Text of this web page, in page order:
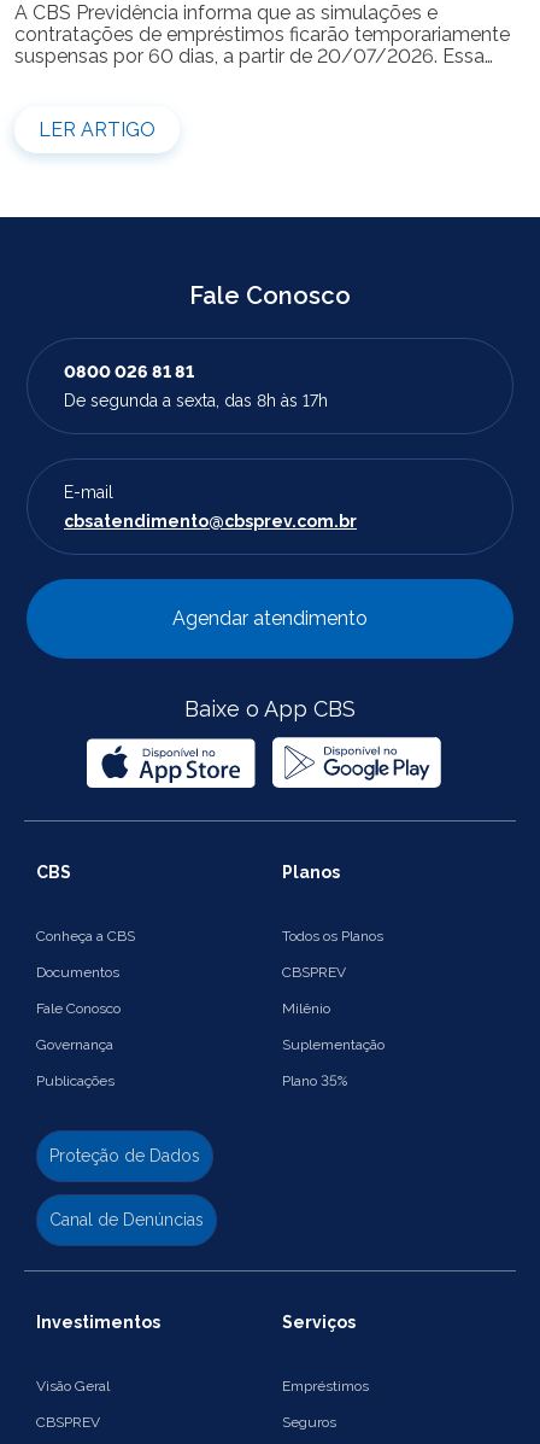
A CBS Previdência informa que as simulações e
contratações de empréstimos ficarão temporariamente
suspensas por 60 dias, a partir de 20/07/2026. Essa
realizar novas simulações ou contratar empréstimos
pelos canais disponibilizados pela CBS Previdência.
Recomendamos que os participantes que […]
LER ARTIGO
Fale Conosco
0800 026 81 81
De segunda a sexta, das 8h às 17h
E-mail
cbsatendimento@cbsprev.com.br
Agendar atendimento
Baixe o App CBS
CBS
Conheça a CBS
Documentos
Fale Conosco
Governança
Publicações
Proteção de Dados
Canal de Denúncias
Planos
Todos os Planos
CBSPREV
Milênio
Suplementação
Plano 35%
Investimentos
Visão Geral
CBSPREV
Serviços
Empréstimos
Seguros